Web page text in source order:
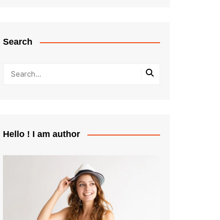
Search
Hello ! I am author